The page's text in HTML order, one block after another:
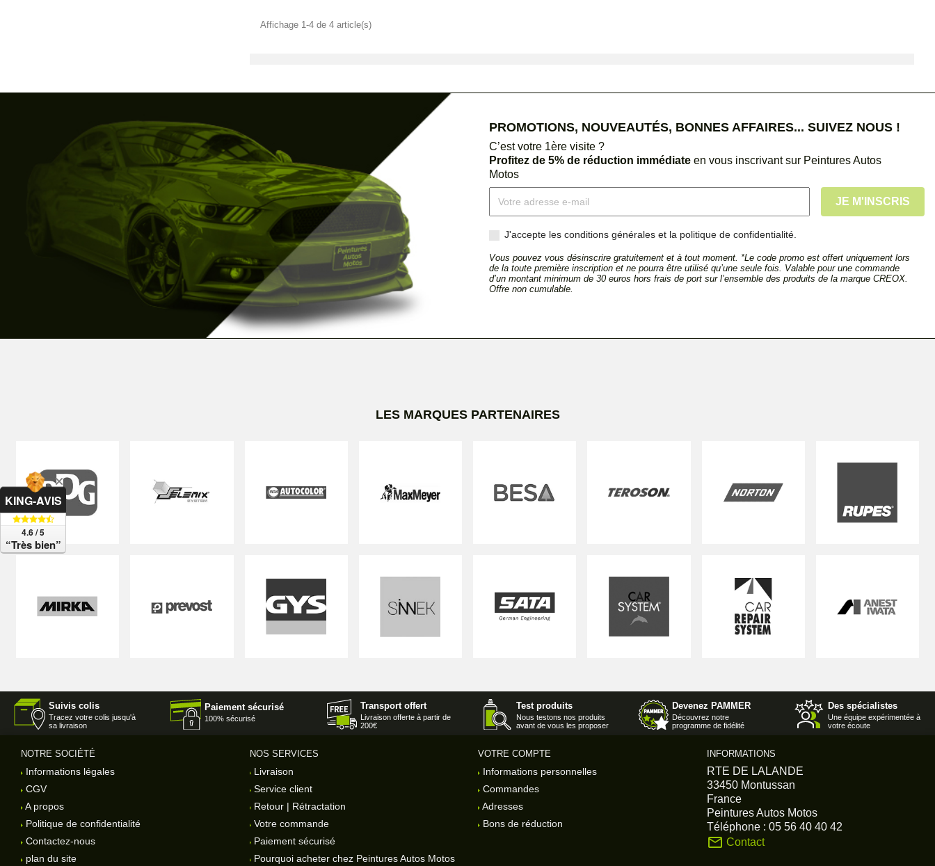
Affichage 1-4 de 4 article(s)
PROMOTIONS, NOUVEAUTÉS, BONNES AFFAIRES... SUIVEZ NOUS !
C’est votre 1ère visite ?
Profitez de 5% de réduction immédiate en vous inscrivant sur Peintures Autos
Motos
J'accepte les conditions générales et la politique de confidentialité.
Vous pouvez vous désinscrire gratuitement et à tout moment. *Le code promo est offert uniquement lors
de la toute première inscription et ne pourra être utilisé qu’une seule fois. Valable pour une commande
d’un montant minimum de 30 euros hors frais de port sur l’ensemble des produits de la marque CREOX.
Offre non cumulable.
LES MARQUES PARTENAIRES
Suivis colis
Tracez votre colis jusqu'à
sa livraison
Paiement sécurisé
100% sécurisé
Transport offert
Livraison offerte à partir de
200€
Test produits
Nous testons nos produits
avant de vous les proposer
Devenez PAMMER
Découvrez notre
programme de fidélité
Des spécialistes
Une équipe expérimentée à
votre écoute
NOTRE SOCIÉTÉ
Informations légales
CGV
A propos
Politique de confidentialité
Contactez-nous
plan du site
NOS SERVICES
Livraison
Service client
Retour | Rétractation
Votre commande
Paiement sécurisé
Pourquoi acheter chez Peintures Autos Motos
VOTRE COMPTE
Informations personnelles
Commandes
Adresses
Bons de réduction
INFORMATIONS
RTE DE LALANDE
33450 Montussan
France
Peintures Autos Motos
Téléphone : 05 56 40 40 42
mail_outline Contact
KING-AVIS
4.6 / 5
“Très bien”